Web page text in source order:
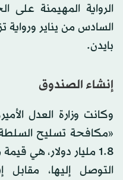
الرواية المهيمنة
بايدن.
إنشاء الصندوق
وكانت وزارة العدل
«مكافحة تسليح
1.8 مليار دولار، هي
التوصل إليها،